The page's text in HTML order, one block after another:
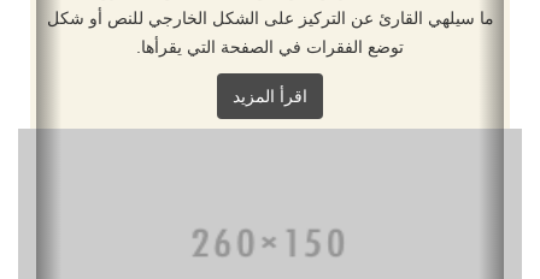
ما سيلهي القارئ عن التركيز على الشكل الخارجي للنص أو شكل
توضع الفقرات في الصفحة التي يقرأها.
اقرأ المزيد